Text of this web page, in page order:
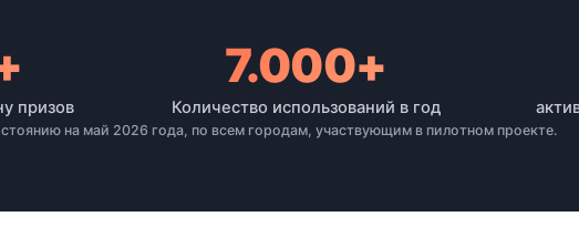
призов
7.000+
Количество использований в год
на май 2026 года, по всем городам, участвующим в пилотном проекте.